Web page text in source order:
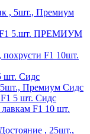
, 5шт., Премиум
F1 5.шт. ПРЕМИУМ
F1 10шт.
шт. Сидс
Премиум Сидс
5 шт. Сидс
F1 10 шт.
, 25шт.,